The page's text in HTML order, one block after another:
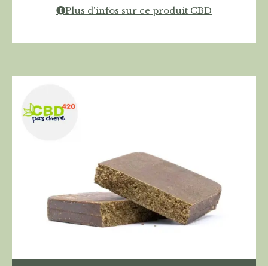
Plus d'infos sur ce produit CBD